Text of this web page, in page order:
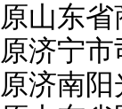
原山东
原济宁
原济南